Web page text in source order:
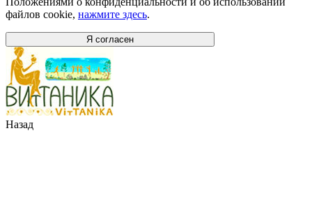
файлов cookie, нажмите здесь.
Я согласен
Назад